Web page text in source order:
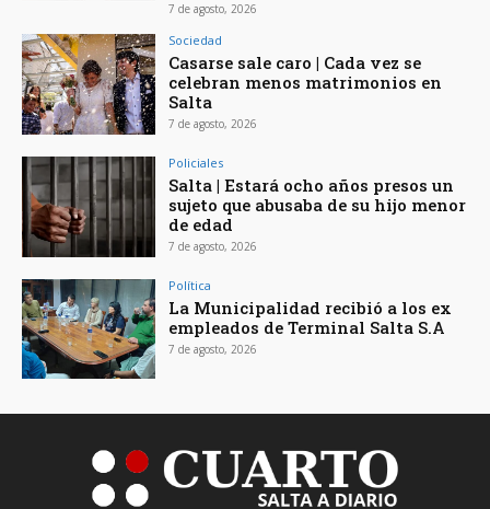
7 de agosto, 2026
Sociedad
Casarse sale caro | Cada vez se
celebran menos matrimonios en
Salta
7 de agosto, 2026
Policiales
Salta | Estará ocho años presos un
sujeto que abusaba de su hijo menor
de edad
7 de agosto, 2026
Política
La Municipalidad recibió a los ex
empleados de Terminal Salta S.A
7 de agosto, 2026